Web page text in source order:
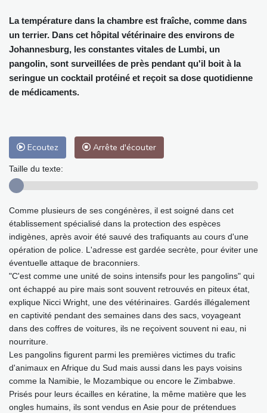
La température dans la chambre est fraîche, comme dans
un terrier. Dans cet hôpital vétérinaire des environs de
Johannesburg, les constantes vitales de Lumbi, un
pangolin, sont surveillées de près pendant qu'il boit à la
seringue un cocktail protéiné et reçoit sa dose quotidienne
de médicaments.
Ecoutez Arrête d'écouter
Taille du texte:
Comme plusieurs de ses congénères, il est soigné dans cet
établissement spécialisé dans la protection des espèces
indigènes, après avoir été sauvé des trafiquants au cours d'une
opération de police. L'adresse est gardée secrète, pour éviter une
éventuelle attaque de braconniers.
"C'est comme une unité de soins intensifs pour les pangolins" qui
ont échappé au pire mais sont souvent retrouvés en piteux état,
explique Nicci Wright, une des vétérinaires. Gardés illégalement
en captivité pendant des semaines dans des sacs, voyageant
dans des coffres de voitures, ils ne reçoivent souvent ni eau, ni
nourriture.
Les pangolins figurent parmi les premières victimes du trafic
d'animaux en Afrique du Sud mais aussi dans les pays voisins
comme la Namibie, le Mozambique ou encore le Zimbabwe.
Prisés pour leurs écailles en kératine, la même matière que les
ongles humains, ils sont vendus en Asie pour de prétendues